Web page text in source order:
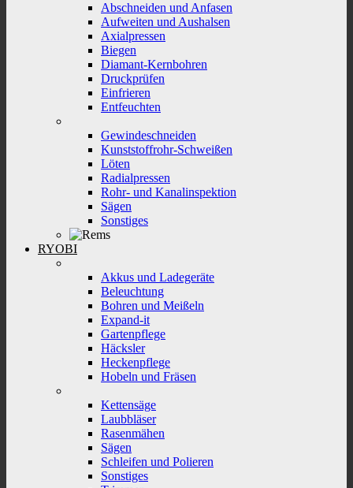
Abschneiden und Anfasen
Aufweiten und Aushalsen
Axialpressen
Biegen
Diamant-Kernbohren
Druckprüfen
Einfrieren
Entfeuchten
Gewindeschneiden
Kunststoffrohr-Schweißen
Löten
Radialpressen
Rohr- und Kanalinspektion
Sägen
Sonstiges
RYOBI
Akkus und Ladegeräte
Beleuchtung
Bohren und Meißeln
Expand-it
Gartenpflege
Häcksler
Heckenpflege
Hobeln und Fräsen
Kettensäge
Laubbläser
Rasenmähen
Sägen
Schleifen und Polieren
Sonstiges